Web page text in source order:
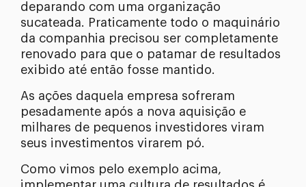
deparando com uma organização
sucateada. Praticamente todo o maquinário
da companhia precisou ser completamente
renovado para que o patamar de resultados
exibido até então fosse mantido.
As ações daquela empresa sofreram
pesadamente após a nova aquisição e
milhares de pequenos investidores viram
seus investimentos virarem pó.
Como vimos pelo exemplo acima,